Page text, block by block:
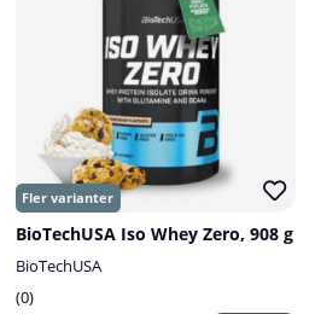
BioTechUSA Iso Whey Zero, 908 g
BioTechUSA
0